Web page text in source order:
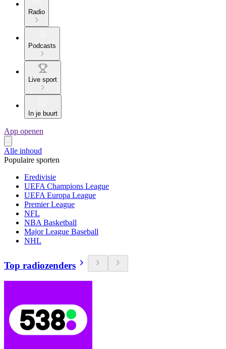
Radio
Podcasts
Live sport
In je buurt
App openen
Alle inhoud
Populaire sporten
Eredivisie
UEFA Champions League
UEFA Europa League
Premier League
NFL
NBA Basketball
Major League Baseball
NHL
Top radiozenders